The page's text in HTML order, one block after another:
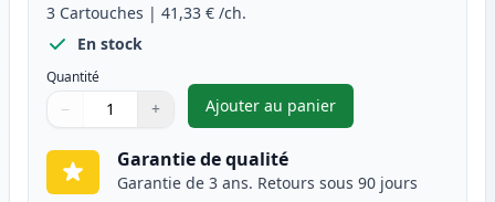
3 Cartouches | 41,33 € /ch.
En stock
Quantité
Quantité
Utilisez les boutons pour ajuster
− +
Quantité
Ajouter au panier
,Pack de 3 Brother TN3480
Garantie de qualité
Garantie de 3 ans. Retours sous 90 jours